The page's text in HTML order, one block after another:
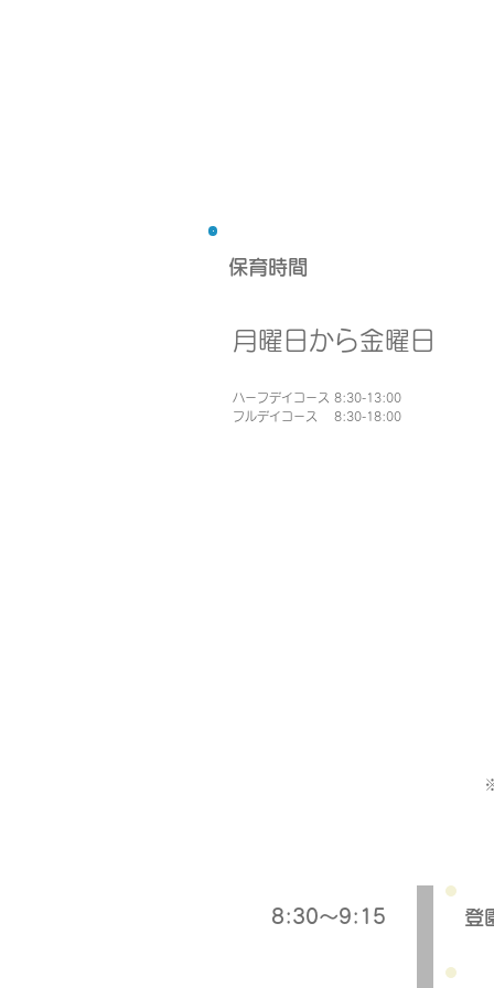
保育時間
月曜日から金曜日
ハーフデイコース 8:30-13:00
フルデイコース 8:30-18:00
8:30～9:15 登